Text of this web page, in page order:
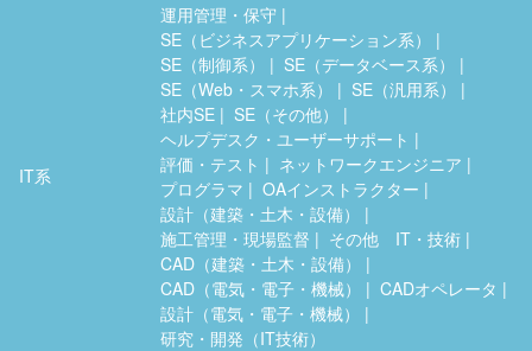
IT系
運用管理・保守
SE（ビジネスアプリケーション系）
SE（制御系）
SE（データベース系）
SE（Web・スマホ系）
SE（汎用系）
社内SE
SE（その他）
ヘルプデスク・ユーザーサポート
評価・テスト
ネットワークエンジニア
プログラマ
OAインストラクター
設計（建築・土木・設備）
施工管理・現場監督
その他 IT・技術
CAD（建築・土木・設備）
CAD（電気・電子・機械）
CADオペレータ
設計（電気・電子・機械）
研究・開発（IT技術）